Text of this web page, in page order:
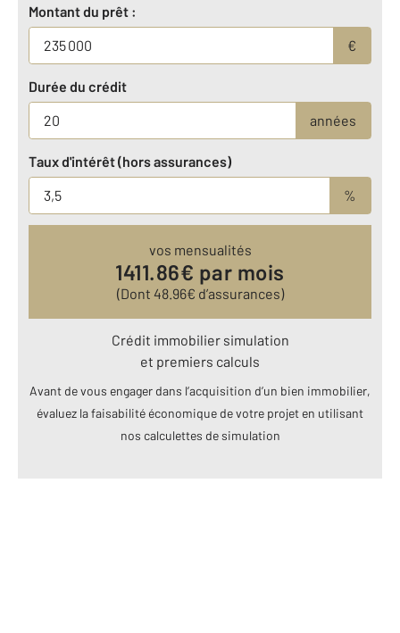
Montant du prêt :
€
Durée du crédit
années
Taux d'intérêt (hors assurances)
%
vos mensualités
1411.86€ par mois
(Dont 48.96€ d’assurances)
Crédit immobilier simulation
et premiers calculs
Avant de vous engager dans l’acquisition d’un bien immobilier,
évaluez la faisabilité économique de votre projet en utilisant
nos calculettes de simulation